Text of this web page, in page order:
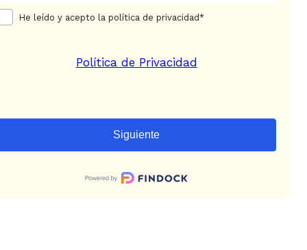
He leído y acepto la política de privacidad*
Política de Privacidad